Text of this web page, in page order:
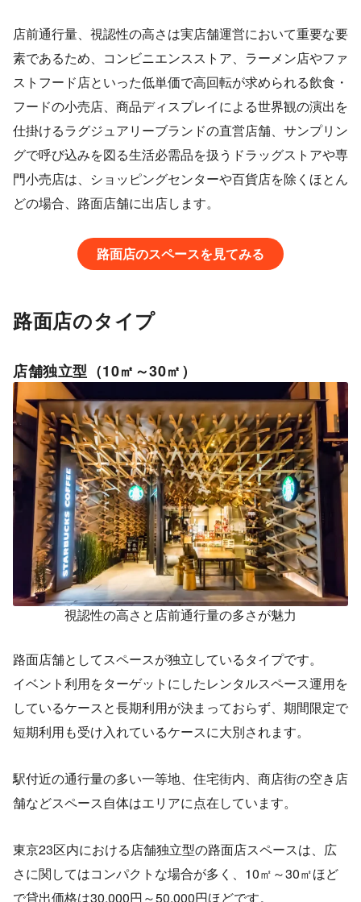
店前通行量、視認性の高さは実店舗運営において重要な要
素であるため、コンビニエンスストア、ラーメン店やファ
ストフード店といった低単価で高回転が求められる飲食・
フードの小売店、商品ディスプレイによる世界観の演出を
仕掛けるラグジュアリーブランドの直営店舗、サンプリン
グで呼び込みを図る生活必需品を扱うドラッグストアや専
門小売店は、ショッピングセンターや百貨店を除くほとん
どの場合、路面店舗に出店します。
路面店のスペースを見てみる
路面店のタイプ
店舗独立型（10㎡～30㎡）
視認性の高さと店前通行量の多さが魅力
路面店舗としてスペースが独立しているタイプです。
イベント利用をターゲットにしたレンタルスペース運用を
しているケースと長期利用が決まっておらず、期間限定で
短期利用も受け入れているケースに大別されます。
駅付近の通行量の多い一等地、住宅街内、商店街の空き店
舗などスペース自体はエリアに点在しています。
東京23区内における店舗独立型の路面店スペースは、広
さに関してはコンパクトな場合が多く、10㎡～30㎡ほど
で貸出価格は30,000円～50,000円ほどです。